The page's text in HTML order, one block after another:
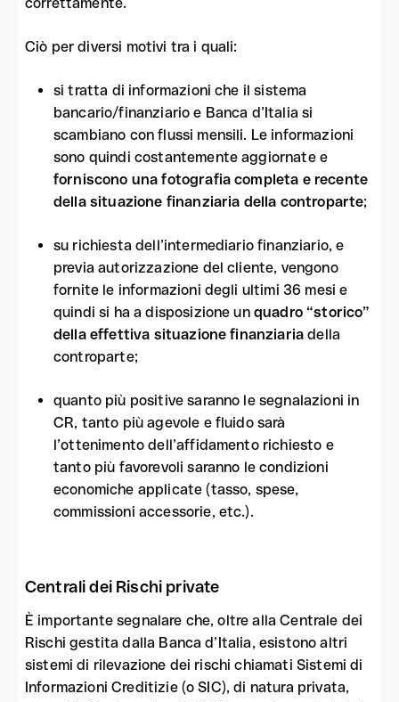
Ciò per diversi motivi tra i quali:
si tratta di informazioni che il sistema
bancario/finanziario e Banca d’Italia si
scambiano con flussi mensili. Le informazioni
sono quindi costantemente aggiornate e
forniscono una fotografia completa e recente
della situazione finanziaria della controparte;
su richiesta dell’intermediario finanziario, e
previa autorizzazione del cliente, vengono
fornite le informazioni degli ultimi 36 mesi e
quindi si ha a disposizione un quadro “storico”
della effettiva situazione finanziaria della
controparte;
quanto più positive saranno le segnalazioni in
CR, tanto più agevole e fluido sarà
l’ottenimento dell’affidamento richiesto e
tanto più favorevoli saranno le condizioni
economiche applicate (tasso, spese,
commissioni accessorie, etc.).
Centrali dei Rischi private
È importante segnalare che, oltre alla Centrale dei
Rischi gestita dalla Banca d’Italia, esistono altri
sistemi di rilevazione dei rischi chiamati Sistemi di
Informazioni Creditizie (o SIC), di natura privata,